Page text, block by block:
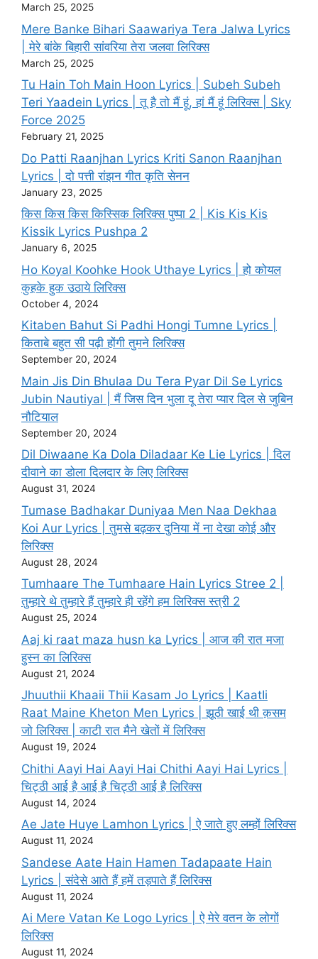
March 25, 2025
Mere Banke Bihari Saawariya Tera Jalwa Lyrics
| मेरे बांके बिहारी सांवरिया तेरा जलवा लिरिक्स
March 25, 2025
Tu Hain Toh Main Hoon Lyrics | Subeh Subeh
Teri Yaadein Lyrics | तू है तो मैं हूं, हां मैं हूं लिरिक्स | Sky
Force 2025
February 21, 2025
Do Patti Raanjhan Lyrics Kriti Sanon Raanjhan
Lyrics | दो पत्ती रांझन गीत कृति सेनन
January 23, 2025
किस किस किस किस्सिक लिरिक्स पुष्पा 2 | Kis Kis Kis
Kissik Lyrics Pushpa 2
January 6, 2025
Ho Koyal Koohke Hook Uthaye Lyrics | हो कोयल
कुहके हुक उठाये लिरिक्स
October 4, 2024
Kitaben Bahut Si Padhi Hongi Tumne Lyrics |
किताबे बहुत सी पढ़ी होंगी तुमने लिरिक्स
September 20, 2024
Main Jis Din Bhulaa Du Tera Pyar Dil Se Lyrics
Jubin Nautiyal | मैं जिस दिन भुला दू तेरा प्यार दिल से जुबिन
नौटियाल
September 20, 2024
Dil Diwaane Ka Dola Diladaar Ke Lie Lyrics | दिल
दीवाने का डोला दिलदार के लिए लिरिक्स
August 31, 2024
Tumase Badhakar Duniyaa Men Naa Dekhaa
Koi Aur Lyrics | तुमसे बढ़कर दुनिया में ना देखा कोई और
लिरिक्स
August 28, 2024
Tumhaare The Tumhaare Hain Lyrics Stree 2 |
तुम्हारे थे तुम्हारे हैं तुम्हारे ही रहेंगे हम लिरिक्स स्त्री 2
August 25, 2024
Aaj ki raat maza husn ka Lyrics | आज की रात मजा
हुस्न का लिरिक्स
August 21, 2024
Jhuuthii Khaaii Thii Kasam Jo Lyrics | KaatIi
Raat Maine Kheton Men Lyrics | झूठी खाई थी क़सम
जो लिरिक्स | काटी रात मैने खेतों में लिरिक्स
August 19, 2024
Chithi Aayi Hai Aayi Hai Chithi Aayi Hai Lyrics |
चिट्ठी आई है आई है चिट्ठी आई है लिरिक्स
August 14, 2024
Ae Jate Huye Lamhon Lyrics | ऐ जाते हुए लम्हों लिरिक्स
August 11, 2024
Sandese Aate Hain Hamen Tadapaate Hain
Lyrics | संदेसे आते हैं हमें तड़पाते हैं लिरिक्स
August 11, 2024
Ai Mere Vatan Ke Logo Lyrics | ऐ मेरे वतन के लोगों
लिरिक्स
August 11, 2024